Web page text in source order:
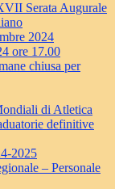
Serata Augurale
2024
ore 17.00
chiusa per
di Atletica
definitive
2025
– Personale